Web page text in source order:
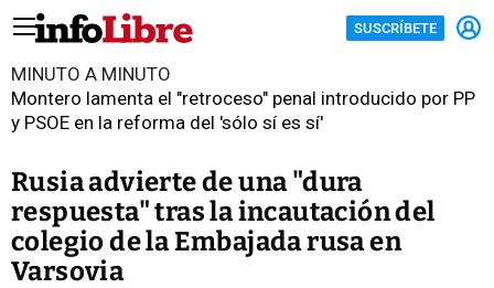
SUSCRÍBETE
MINUTO A MINUTO
Montero lamenta el "retroceso" penal introducido por PP
y PSOE en la reforma del 'sólo sí es sí'
Rusia advierte de una "dura
respuesta" tras la incautación del
colegio de la Embajada rusa en
Varsovia